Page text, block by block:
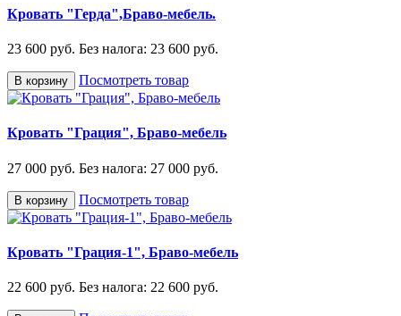
Кровать "Герда",Браво-мебель.
23 600 руб. Без налога: 23 600 руб.
В корзину Посмотреть товар
Кровать "Грация", Браво-мебель
27 000 руб. Без налога: 27 000 руб.
В корзину Посмотреть товар
Кровать "Грация-1", Браво-мебель
22 600 руб. Без налога: 22 600 руб.